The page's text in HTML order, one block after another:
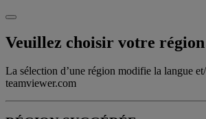
Veuillez choisir votre région
La sélection d’une région modifie la langue
teamviewer.com